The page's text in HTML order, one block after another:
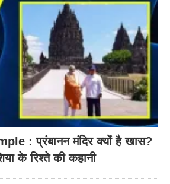
: प्रंबानन मंदिर क्यों है खास?
के रिश्ते की कहानी